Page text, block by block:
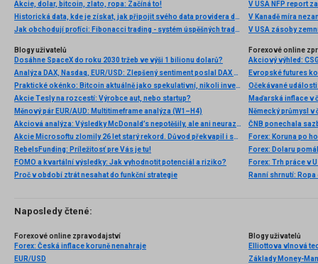
Akcie, dolar, bitcoin, zlato, ropa: Začíná to!
Historická data, kde je získat, jak připojit svého data providera do MultiCharts a proč je budeme potřebovat? (4. díl)
Jak obchodují profíci: Fibonacci trading - systém úspěšných traderů
V USA NFP report
V Kanadě míra
V USA zásoby
Blogy uživatelů
Dosáhne SpaceX do roku 2030 tržeb ve výši 1 bilionu dolarů?
Analýza DAX, Nasdaq, EUR/USD: Zlepšený sentiment poslal DAX na nová maxima
Praktické okénko: Bitcoin aktuálně jako spekulativní, nikoli investiční aktivum
Akcie Tesly na rozcestí: Výrobce aut, nebo startup?
Měnový pár EUR/AUD: Multitimeframe analýza (W1–H4)
Akciová analýza: Výsledky McDonald’s nepotěšily, ale ani neurazily. Jakou vizi společnost prezentovala?
Akcie Microsoftu zlomily 26 let starý rekord. Důvod překvapil i samotné investory
RebelsFunding: Príležitosť pre Vás je tu!
FOMO a kvartální výsledky: Jak vyhodnotit potenciál a riziko?
Proč v období ztrát nesahat do funkční strategie
Forexové online
Evropské futures
Maďarská inflace v
Německý průmysl
Forex: Koruna po
Forex: Dolaru
Forex: Trh práce v
Ranní shrnutí:
Naposledy čtené:
Forexové online zpravodajství
Forex: Česká inflace koruně nenahraje
EUR/USD
Blogy uživatelů
Základy Money-